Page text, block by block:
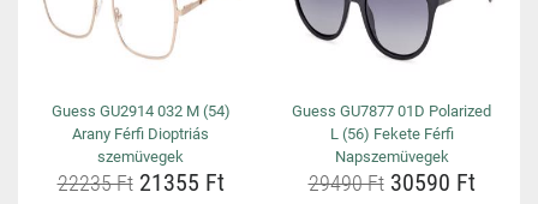
Guess GU2914 032 M (54)
Arany Férfi Dioptriás
szemüvegek
22235 Ft21355 Ft
Guess GU7877 01D Polarized
L (56) Fekete Férfi
Napszemüvegek
29490 Ft30590 Ft